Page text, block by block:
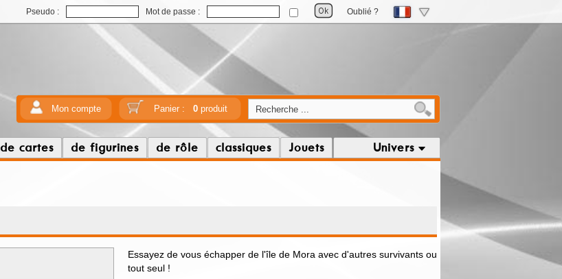
Pseudo : Mot de passe : Oublié ?
Mon compte Panier : 0produit
de cartes de figurines de rôle classiques Jouets Univers
Essayez de vous échapper de l'île de Mora avec d'autres survivants ou
tout seul !